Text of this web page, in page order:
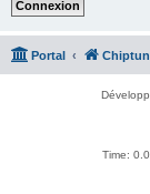
Portal
Time: